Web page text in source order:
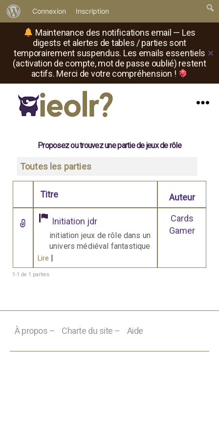
Maintenance des notifications email — Les
digests et alertes de tables / parties sont
temporairement suspendus. Les emails essentiels
(activation de compte, mot de passe oublié) restent
actifs. Merci de votre compréhension !
✕
propos
de
WordPress
Connexion Inscription
rôliste
Proposez ou trouvez une partie de jeux de rôle
Toutes les parties
Comporte des pièces jointes
Titre Auteur
Initiation jdr
initiation jeux de rôle dans un
univers médiéval fantastique
Lire |
Cards
Gamer
1-1 de 1 parties
À propos – Charte du site – Aide